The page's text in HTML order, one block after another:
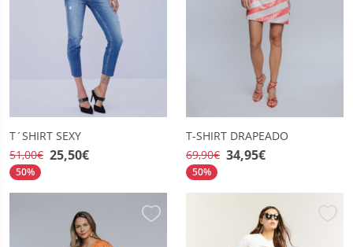
T´SHIRT SEXY
51,00€ 25,50€
50%
T-SHIRT DRAPEADO
69,90€ 34,95€
50%